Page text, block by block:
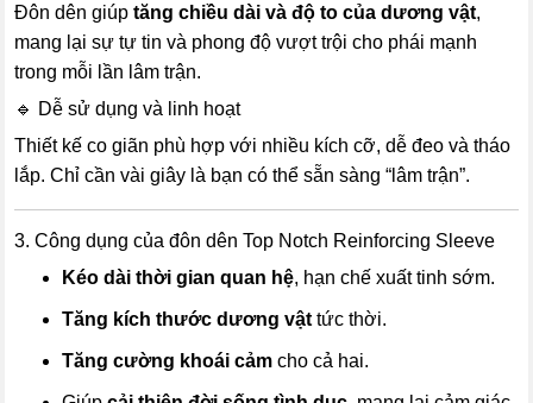
Đôn dên giúptăng chiều dài và độ to của dương vật,
mang lại sự tự tin và phong độ vượt trội cho phái mạnh
trong mỗi lần lâm trận.
🔹 Dễ sử dụng và linh hoạt
Thiết kế co giãn phù hợp với nhiều kích cỡ, dễ đeo và tháo
lắp. Chỉ cần vài giây là bạn có thể sẵn sàng “lâm trận”.
3. Công dụng của đôn dên Top Notch Reinforcing Sleeve
Kéo dài thời gian quan hệ, hạn chế xuất tinh sớm.
Tăng kích thước dương vật tức thời.
Tăng cường khoái cảm cho cả hai.